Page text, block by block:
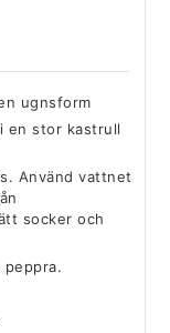
ugnsform
en stor kastrull
Använd vattnet
socker och
peppra.